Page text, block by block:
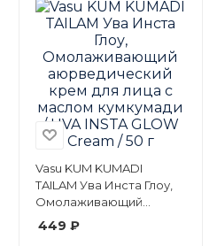
Vasu KUM KUMADI
TAILAM Ува Инста Глоу,
Омолаживающий
аюрведический крем
для лица с маслом
449 ₽